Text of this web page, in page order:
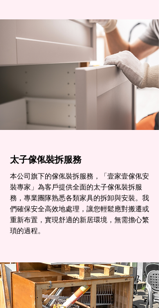
太子傢俬裝拆服務
本公司旗下的傢俬裝拆服務，「壹家壹傢俬安
裝專家」為客戶提供全面的太子傢俬裝拆服
務，專業團隊熟悉各類家具的拆卸與安裝。我
們確保安全高效地處理，讓您輕鬆應對搬遷或
重新布置，實現舒適的新居環境，無需擔心繁
瑣的過程。